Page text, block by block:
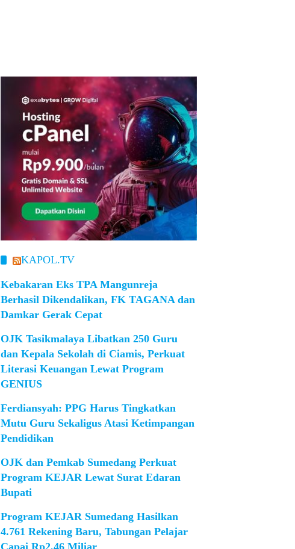
KAPOL.TV
Kebakaran Eks TPA Mangunreja
Berhasil Dikendalikan, FK TAGANA dan
Damkar Gerak Cepat
OJK Tasikmalaya Libatkan 250 Guru
dan Kepala Sekolah di Ciamis, Perkuat
Literasi Keuangan Lewat Program
GENIUS
Ferdiansyah: PPG Harus Tingkatkan
Mutu Guru Sekaligus Atasi Ketimpangan
Pendidikan
OJK dan Pemkab Sumedang Perkuat
Program KEJAR Lewat Surat Edaran
Bupati
Program KEJAR Sumedang Hasilkan
4.761 Rekening Baru, Tabungan Pelajar
Capai Rp2,46 Miliar